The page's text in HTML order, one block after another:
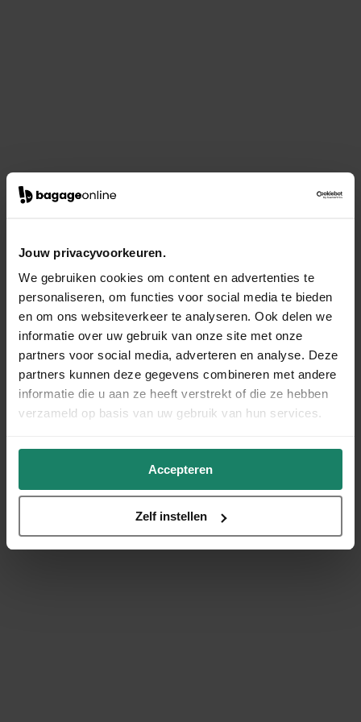
Jouw privacyvoorkeuren.
We gebruiken cookies om content en advertenties te
personaliseren, om functies voor social media te bieden
en om ons websiteverkeer te analyseren. Ook delen we
informatie over uw gebruik van onze site met onze
partners voor social media, adverteren en analyse. Deze
partners kunnen deze gegevens combineren met andere
informatie die u aan ze heeft verstrekt of die ze hebben
verzameld op basis van uw gebruik van hun services.
Accepteren
Zelf instellen